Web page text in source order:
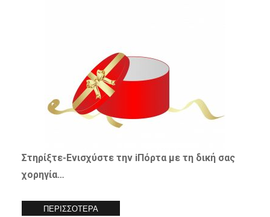
Στηρίξτε- Ενισχύστετην iΠόρτα με τη δική σας
χορηγία…
ΠΕΡΙΣΣΟΤΕΡΑ